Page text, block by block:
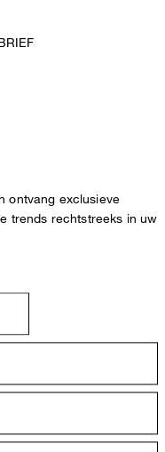
ontvang exclusieve
trends rechtstreeks in uw